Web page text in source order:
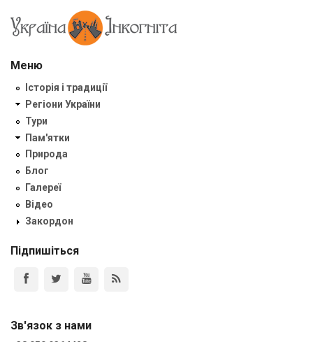
Меню
Історія і традиції
Регіони України
Тури
Пам'ятки
Природа
Блог
Галереї
Відео
Закордон
Підпишіться
Зв'язок з нами